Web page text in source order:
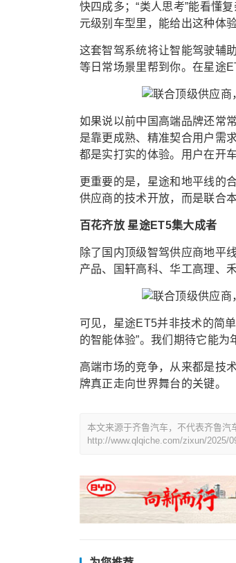
快四成多；“类人思考”能看懂
元级别车型里，能给出这种体
这套智驾系统将让智能驾驶辅
等日常场景里帮到你。在星途
如果说以前中国高端品牌还常
是靠更成熟、精准契合用户需
都是实打实的体验。用户在开
更重要的是，星途和地平线的
供应商的技术开放，而是联合
百花齐放 星途ET5集大成者
除了国内顶级智驾供应商地平
产品、国轩高科、华工高理、
可见，星途ET5并非技术的简
的智能体验”。我们期待它能
高端市场的竞争，从来都是技
牌真正走向世界舞台的关键。
本文来源于齐鲁汽车，不代表齐鲁汽
http://www.qlqiche.com/zixun/2025/